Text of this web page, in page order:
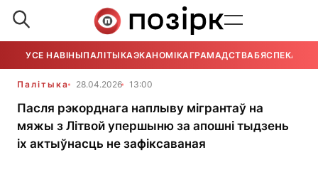
УСЕ НАВІНЫПАЛІТЫКАЭКАНОМІКАГРАМАДСТВАБЯСПЕКА
Палітыка 28.04.2026 13:00
Пасля рэкорднага наплыву мігрантаў на
мяжы з Літвой упершыню за апошні тыдзень
іх актыўнасць не зафіксаваная